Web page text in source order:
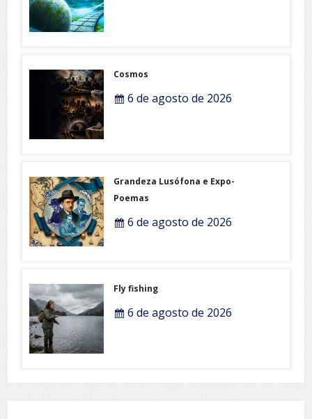
Cosmos
6 de agosto de 2026
Grandeza Lusófona e Expo-
Poemas
6 de agosto de 2026
Fly fishing
6 de agosto de 2026